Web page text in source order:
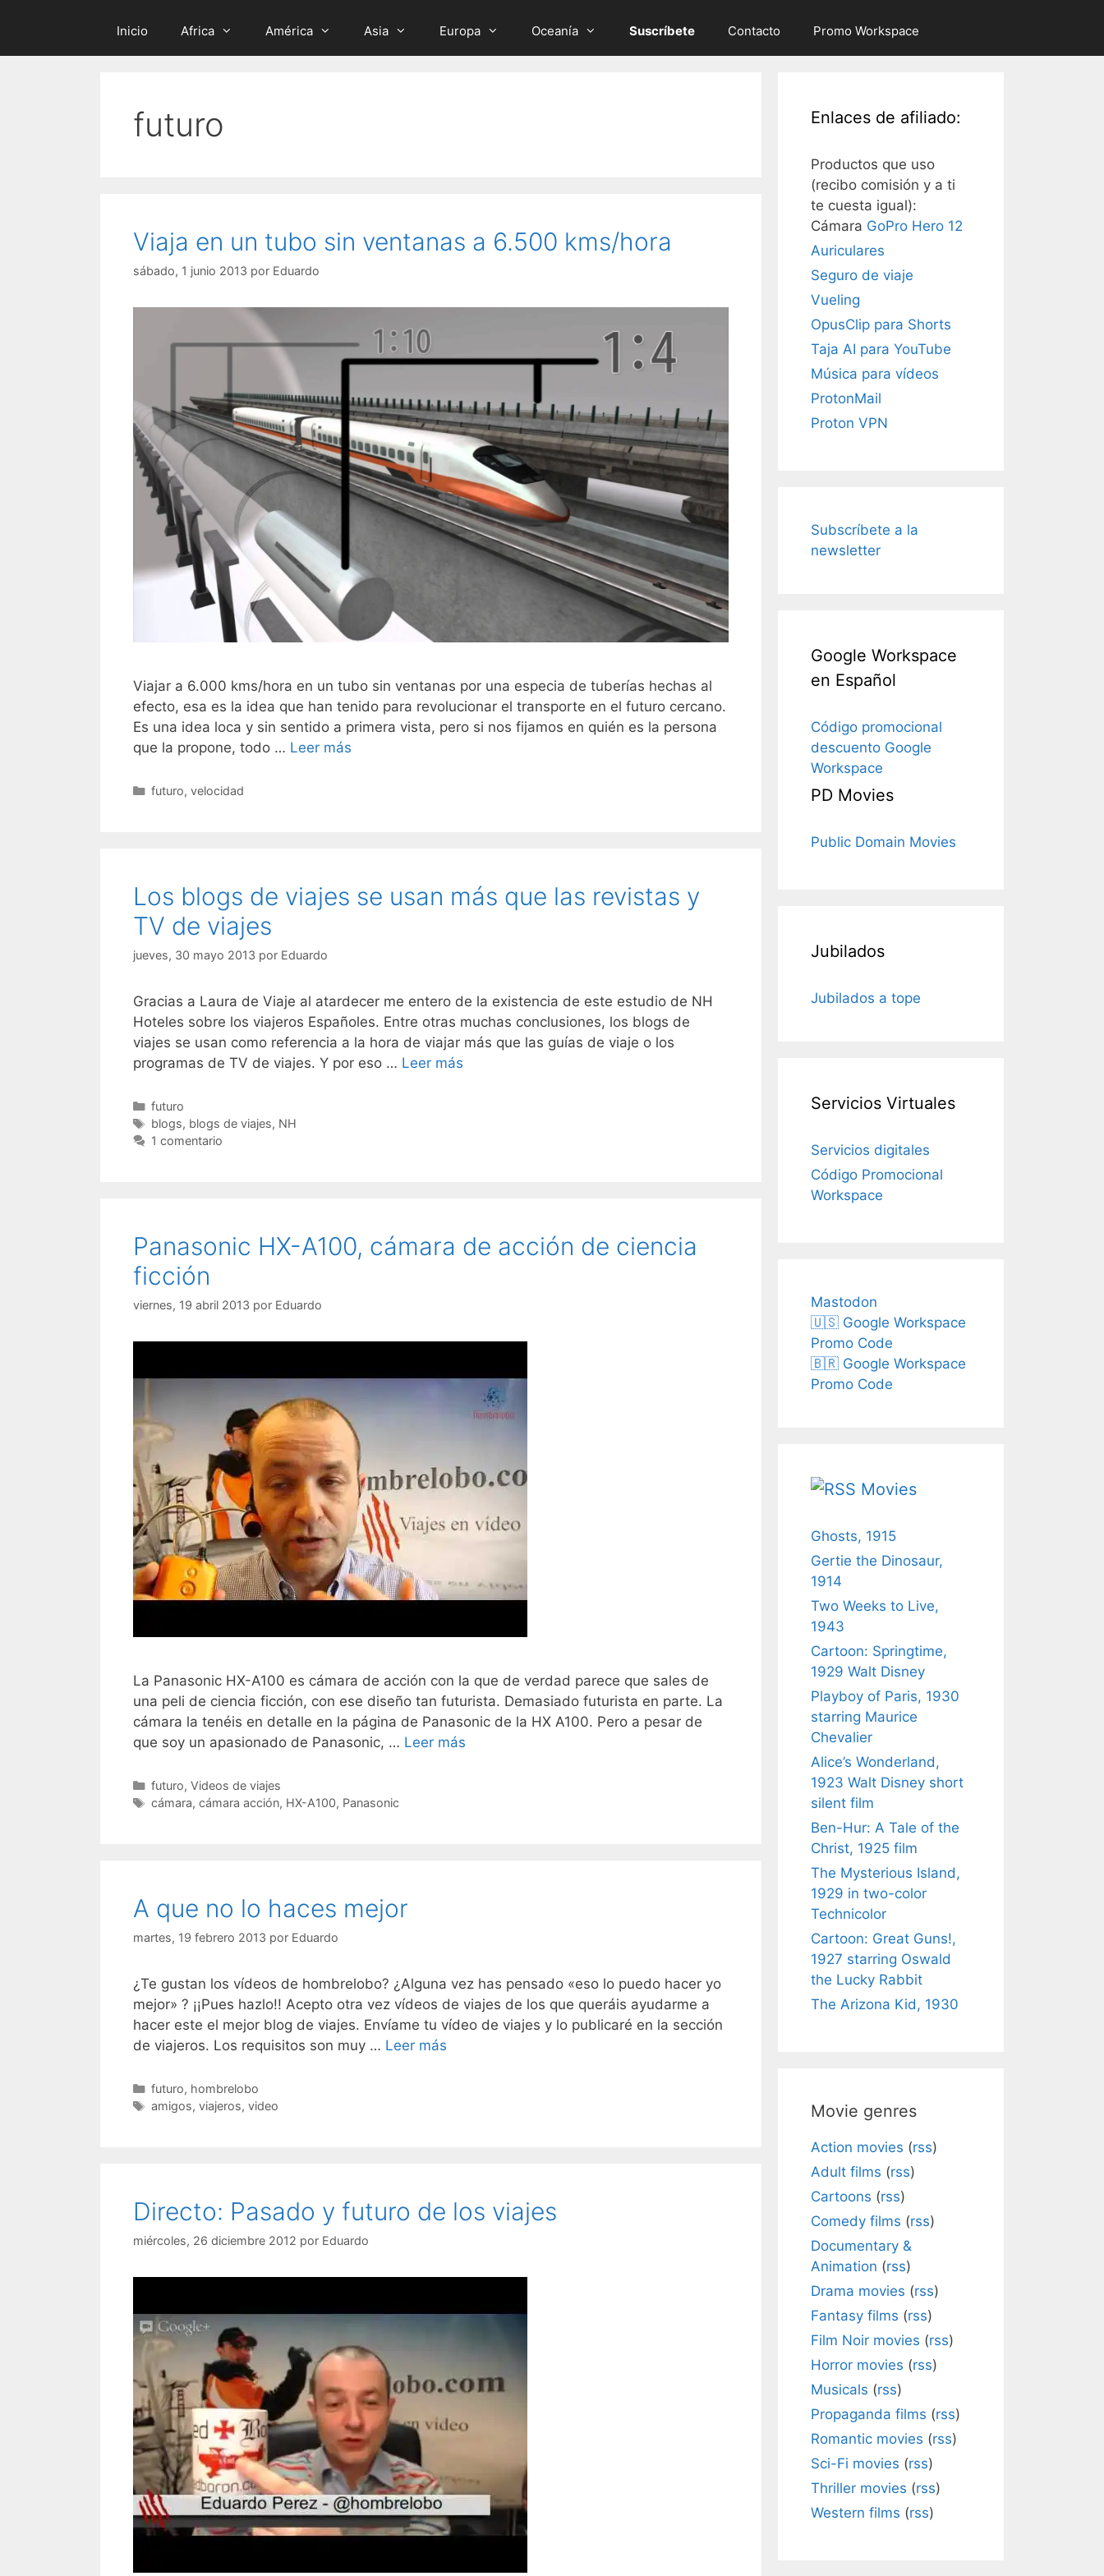
Inicio Africa América Asia Europa Oceanía Suscríbete Contacto Promo Workspace
futuro
Viaja en un tubo sin ventanas a 6.500 kms/hora
sábado, 1 junio 2013 por Eduardo
Viajar a 6.000 kms/hora en un tubo sin ventanas por una especia de tuberías hechas al
efecto, esa es la idea que han tenido para revolucionar el transporte en el futuro cercano.
Es una idea loca y sin sentido a primera vista, pero si nos fijamos en quién es la persona
que la propone, todo … Leer más
Categorías
futuro, velocidad
Los blogs de viajes se usan más que las revistas y
TV de viajes
jueves, 30 mayo 2013 por Eduardo
Gracias a Laura de Viaje al atardecer me entero de la existencia de este estudio de NH
Hoteles sobre los viajeros Españoles. Entre otras muchas conclusiones, los blogs de
viajes se usan como referencia a la hora de viajar más que las guías de viaje o los
programas de TV de viajes. Y por eso … Leer más
Categorías
futuro
Etiquetas
blogs, blogs de viajes, NH
1 comentario
Panasonic HX-A100, cámara de acción de ciencia
ficción
viernes, 19 abril 2013 por Eduardo
La Panasonic HX-A100 es cámara de acción con la que de verdad parece que sales de
una peli de ciencia ficción, con ese diseño tan futurista. Demasiado futurista en parte. La
cámara la tenéis en detalle en la página de Panasonic de la HX A100. Pero a pesar de
que soy un apasionado de Panasonic, … Leer más
Categorías
futuro, Videos de viajes
Etiquetas
cámara, cámara acción, HX-A100, Panasonic
A que no lo haces mejor
martes, 19 febrero 2013 por Eduardo
¿Te gustan los vídeos de hombrelobo? ¿Alguna vez has pensado «eso lo puedo hacer yo
mejor» ? ¡¡Pues hazlo!! Acepto otra vez vídeos de viajes de los que queráis ayudarme a
hacer este el mejor blog de viajes. Envíame tu vídeo de viajes y lo publicaré en la sección
de viajeros. Los requisitos son muy … Leer más
Categorías
futuro, hombrelobo
Etiquetas
amigos, viajeros, video
Directo: Pasado y futuro de los viajes
miércoles, 26 diciembre 2012 por Eduardo
Enlaces de afiliado:
Productos que uso
(recibo comisión y a ti
te cuesta igual):
Cámara GoPro Hero 12
Auriculares
Seguro de viaje
Vueling
OpusClip para Shorts
Taja AI para YouTube
Música para vídeos
ProtonMail
Proton VPN
Subscríbete a la
newsletter
Google Workspace
en Español
Código promocional
descuento Google
Workspace
PD Movies
Public Domain Movies
Jubilados
Jubilados a tope
Servicios Virtuales
Servicios digitales
Código Promocional
Workspace
Mastodon
🇺🇸 Google Workspace
Promo Code
🇧🇷 Google Workspace
Promo Code
Movies
Ghosts, 1915
Gertie the Dinosaur,
1914
Two Weeks to Live,
1943
Cartoon: Springtime,
1929 Walt Disney
Playboy of Paris, 1930
starring Maurice
Chevalier
Alice’s Wonderland,
1923 Walt Disney short
silent film
Ben-Hur: A Tale of the
Christ, 1925 film
The Mysterious Island,
1929 in two-color
Technicolor
Cartoon: Great Guns!,
1927 starring Oswald
the Lucky Rabbit
The Arizona Kid, 1930
Movie genres
Action movies (rss)
Adult films (rss)
Cartoons (rss)
Comedy films (rss)
Documentary &
Animation (rss)
Drama movies (rss)
Fantasy films (rss)
Film Noir movies (rss)
Horror movies (rss)
Musicals (rss)
Propaganda films (rss)
Romantic movies (rss)
Sci-Fi movies (rss)
Thriller movies (rss)
Western films (rss)